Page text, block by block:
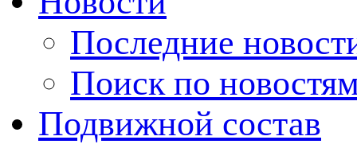
Последние
Поиск по
Подвижной состав